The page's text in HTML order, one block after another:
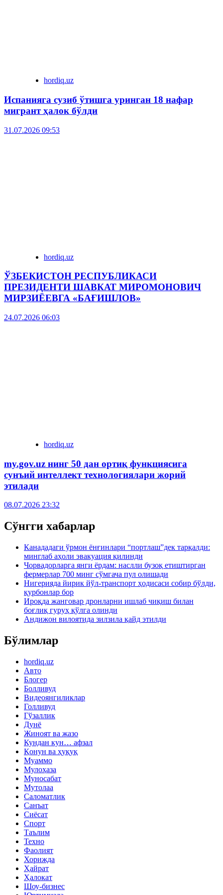
hordiq.uz
Испанияга сузиб ўтишга уринган 18 нафар
мигрант ҳалок бўлди
31.07.2026 09:53
hordiq.uz
ЎЗБЕКИСТОН РЕСПУБЛИКАСИ
ПРЕЗИДЕНТИ ШАВКАТ МИРОМОНОВИЧ
МИРЗИЁЕВГА «БАҒИШЛОВ»
24.07.2026 06:03
hordiq.uz
my.gov.uz нинг 50 дан ортиқ функциясига
сунъий интеллект технологиялари жорий
этилади
08.07.2026 23:32
Сўнгги хабарлар
Канададаги ўрмон ёнғинлари “портлаш”дек тарқалди:
минглаб аҳоли эвакуация қилинди
Чорвадорларга янги ёрдам: наслли бузоқ етиштирган
фермерлар 700 минг сўмгача пул олишади
Нигерияда йирик йўл-транспорт ҳодисаси собир бўлди,
қурбонлар бор
Ироқда жанговар дронларни ишлаб чиқиш билан
боғлиқ гуруҳ қўлга олинди
Андижон вилоятида зилзила қайд этилди
Бўлимлар
hordiq.uz
Авто
Блогер
Болливуд
Видеоянгиликлар
Голливуд
Гўзаллик
Дунё
Жиноят ва жазо
Кундан кун… афзал
Қонун ва ҳуқуқ
Муаммо
Мулоҳаза
Муносабат
Мутолаа
Саломатлик
Санъат
Сиёсат
Спорт
Таълим
Техно
Фаолият
Хорижда
Ҳайрат
Ҳалокат
Шоу-бизнес